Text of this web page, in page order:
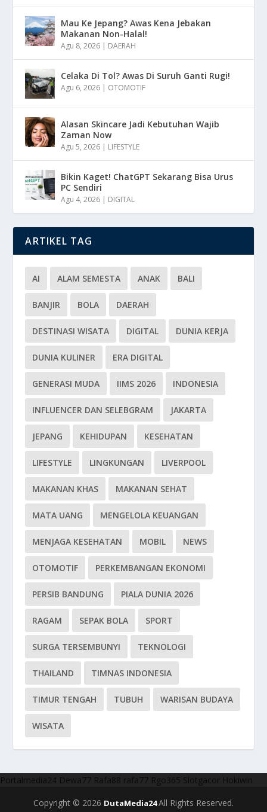
Mau Ke Jepang? Awas Kena Jebakan
Makanan Non-Halal!
Agu 8, 2026 | DAERAH
Celaka Di Tol? Awas Di Suruh Ganti Rugi!
Agu 6, 2026 | OTOMOTIF
Alasan Skincare Jadi Kebutuhan Wajib
Zaman Now
Agu 5, 2026 | LIFESTYLE
Bikin Kaget! ChatGPT Sekarang Bisa Urus
PC Sendiri
Agu 4, 2026 | DIGITAL
ARTIKEL TAG
AI ALAM SEMESTA ANAK BALI
BANJIR BOLA DAERAH
DESTINASI WISATA DIGITAL DUNIA KERJA
DUNIA KULINER ERA DIGITAL
GENERASI MUDA IIMS 2026 INDONESIA
INFLUENCER DAN SELEBGRAM JAKARTA
JEPANG KEHIDUPAN KESEHATAN
LIFESTYLE LINGKUNGAN LIVERPOOL
MAKANAN KHAS MAKANAN SEHAT
MATA UANG MENGELOLA KEUANGAN
MENJAGA KESEHATAN MOBIL NEWS
OTOMOTIF PERKEMBANGAN EKONOMI
PERSIB BANDUNG PIALA DUNIA 2026
RAGAM SEPAK BOLA SPORT
SURGA TERSEMBUNYI TEKNOLOGI
THAILAND TIMNAS INDONESIA
TIMUR TENGAH TUBUH WARISAN BUDAYA
WISATA
Portalmedia24 Dewa77 Rafa88 rafa77 Rgo365 Slotgacor Hokiwin
Copyright © 2026 DutaMedia24All Rights Reserved.